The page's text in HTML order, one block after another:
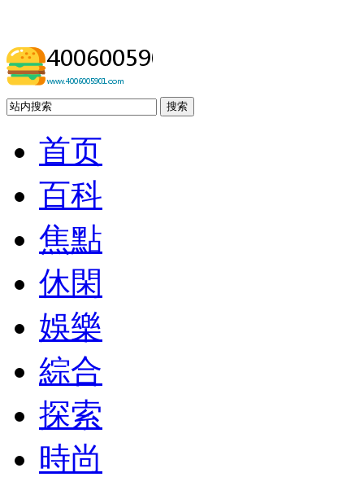
搜索
首页
百科
焦點
休閑
娛樂
綜合
探索
時尚